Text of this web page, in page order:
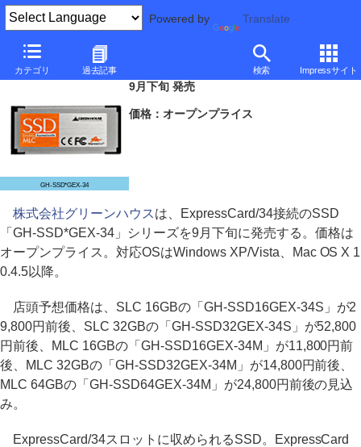
Powered by Translate
カテゴリ 過去記事 検索 Impressサイト
グリーンハウス、ExpressCard/34接続のSSD
GH-SSD*GEX-34
9月下旬 発売
価格：オープンプライス
株式会社グリーンハウスは、ExpressCard/34接続のSSD
「GH-SSD*GEX-34」シリーズを9月下旬に発売する。価格は
オープンプライス。対応OSはWindows XP/Vista、Mac OS X 1
0.4.5以降。
店頭予想価格は、SLC 16GBの「GH-SSD16GEX-34S」が2
9,800円前後、SLC 32GBの「GH-SSD32GEX-34S」が52,800
円前後、MLC 16GBの「GH-SSD16GEX-34M」が11,800円前
後、MLC 32GBの「GH-SSD32GEX-34M」が14,800円前後、
MLC 64GBの「GH-SSD64GEX-34M」が24,800円前後の見込
み。
ExpressCard/34スロットに収められるSSD。ExpressCard